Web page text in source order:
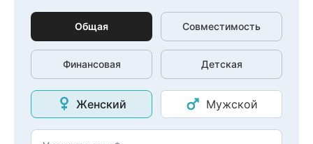
Общая Совместимость
Финансовая Детская
Женский Мужской